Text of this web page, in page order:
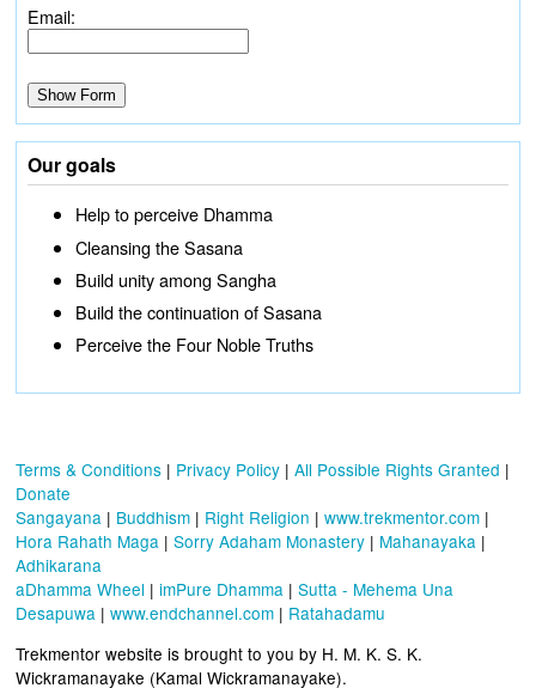
Email:
Our goals
Help to perceive Dhamma
Cleansing the Sasana
Build unity among Sangha
Build the continuation of Sasana
Perceive the Four Noble Truths
Terms & Conditions | Privacy Policy | All Possible Rights Granted |
Donate
Sangayana | Buddhism | Right Religion | www.trekmentor.com |
Hora Rahath Maga | Sorry Adaham Monastery | Mahanayaka |
Adhikarana
aDhamma Wheel | imPure Dhamma | Sutta - Mehema Una
Desapuwa | www.endchannel.com | Ratahadamu
Trekmentor website is brought to you by H. M. K. S. K.
Wickramanayake (Kamal Wickramanayake).